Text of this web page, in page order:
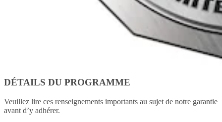
DÉTAILS DU PROGRAMME
Veuillez lire ces renseignements importants au sujet de notre garantie
avant d’y adhérer.